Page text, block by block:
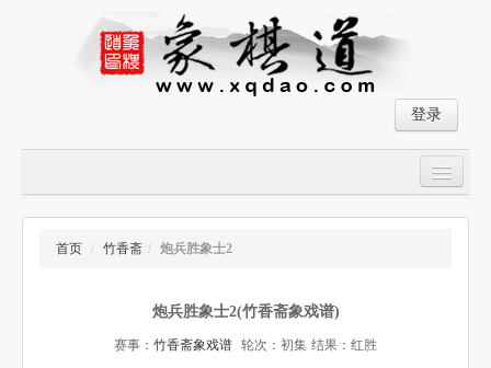
登录
大师对局
首页 / 竹香斋 / 炮兵胜象士2
炮兵胜象士2(竹香斋象戏谱)
赛事： 竹香斋象戏谱 轮次：初集 结果：红胜